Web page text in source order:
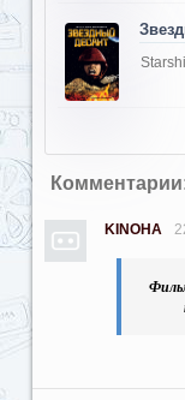
KINOHA